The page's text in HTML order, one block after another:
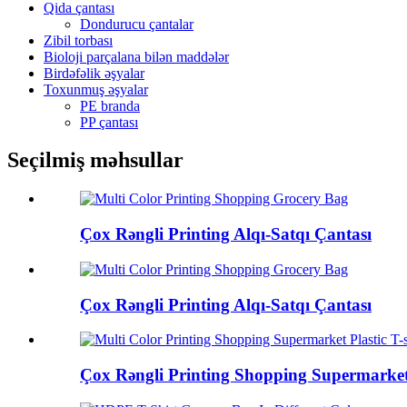
Qida çantası
Dondurucu çantalar
Zibil torbası
Bioloji parçalana bilən maddələr
Birdəfəlik əşyalar
Toxunmuş əşyalar
PE branda
PP çantası
Seçilmiş məhsullar
Çox Rəngli Printing Alqı-Satqı Çantası
Çox Rəngli Printing Alqı-Satqı Çantası
Çox Rəngli Printing Shopping